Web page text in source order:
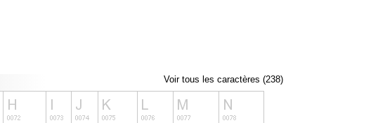
Voir tous les caractères (238)